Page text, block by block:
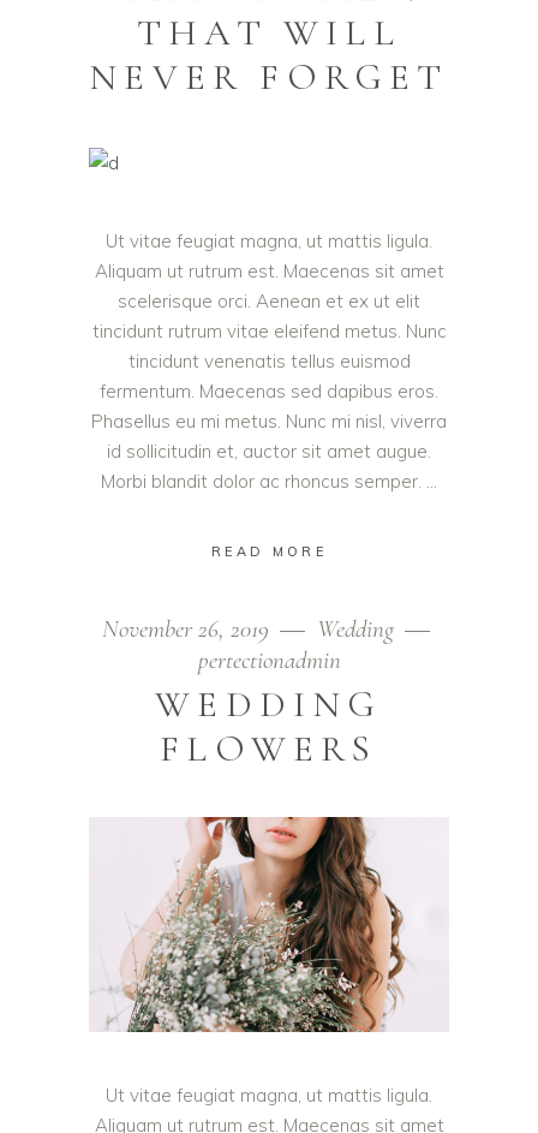
THAT WILL
NEVER FORGET
Ut vitae feugiat magna, ut mattis ligula.
Aliquam ut rutrum est. Maecenas sit amet
scelerisque orci. Aenean et ex ut elit
tincidunt rutrum vitae eleifend metus. Nunc
tincidunt venenatis tellus euismod
fermentum. Maecenas sed dapibus eros.
Phasellus eu mi metus. Nunc mi nisl, viverra
id sollicitudin et, auctor sit amet augue.
Morbi blandit dolor ac rhoncus semper.
READ MORE
November 26, 2019
Wedding
pertectionadmin
WEDDING
FLOWERS
Ut vitae feugiat magna, ut mattis ligula.
Aliquam ut rutrum est. Maecenas sit amet